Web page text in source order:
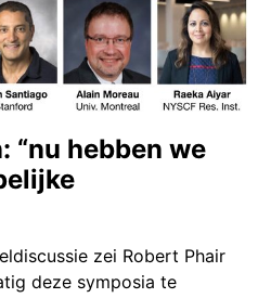
“nu hebben we
zei Robert Phair
deze symposia te